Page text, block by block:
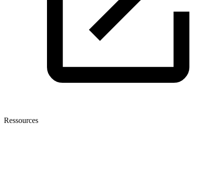
Ressources